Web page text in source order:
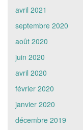
avril 2021
septembre 2020
août 2020
juin 2020
avril 2020
février 2020
janvier 2020
décembre 2019